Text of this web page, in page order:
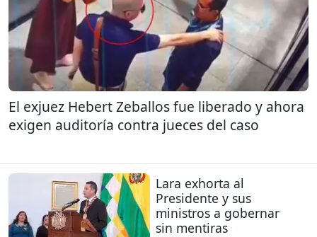
El exjuez Hebert Zeballos fue liberado y ahora
exigen auditoría contra jueces del caso
Lara exhorta al
Presidente y sus
ministros a gobernar
sin mentiras